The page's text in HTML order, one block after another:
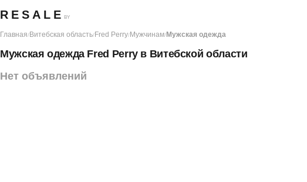
RESALE BY
Главная/Витебская область/Fred Perry/Мужчинам/Мужская одежда
Мужская одежда Fred Perry в Витебской области
Нет объявлений